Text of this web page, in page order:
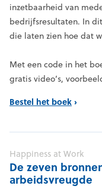
inzetbaarheid van
bedrijfsresultaten. In
die laten zien hoe dat
Met een code in het
gratis video’s,
Bestel het boek
Happiness at Work
De zeven
arbeidsvreugde